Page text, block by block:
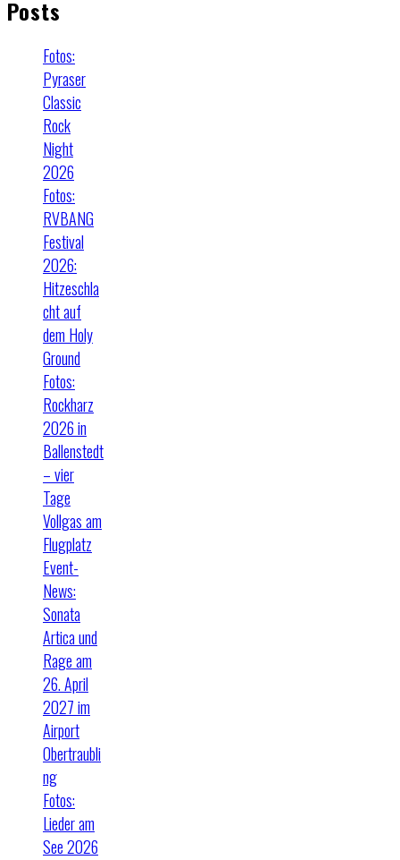
Posts
Fotos:
Pyraser
Classic
Rock
Night
2026
Fotos:
RVBANG
Festival
2026:
Hitzeschla
cht auf
dem Holy
Ground
Fotos:
Rockharz
2026 in
Ballenstedt
– vier
Tage
Vollgas am
Flugplatz
Event-
News:
Sonata
Artica und
Rage am
26. April
2027 im
Airport
Obertraubli
ng
Fotos:
Lieder am
See 2026